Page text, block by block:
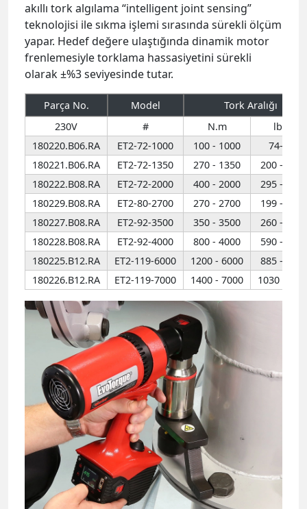
Parça No. Model
Tork Aralığı
230V
180220.B06.RA
ET2-72-1000 100 - 1000
180221.B06.RA
ET2-72-1350
180222.B08.RA
ET2-72-2000 400 - 2000
295 - 1475
180229.B08.RA
ET2-80-2700 270 - 2700
199 - 1991
180227.B08.RA
ET2-92-3500 350 - 3500
260 - 2580
180228.B08.RA
ET2-92-4000 800 - 4000
590 - 2950
180225.B12.RA
ET2-119-6000 1200 - 6000
885 - 4425
180226.B12.RA
ET2-119-7000 1400 - 7000 1030 -